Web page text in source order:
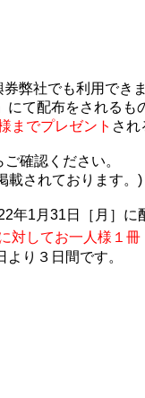
弊社でも利用できま
にて配布をされるも
までプレゼント され
確認ください。
載されております。)
年1月31日［月］に
対してお一人様１冊
り３日間です。